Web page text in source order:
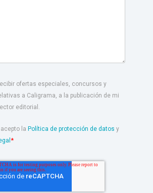
ofertas especiales, concursos y
a Caligrama, a la publicación de mi
editorial.
la Política de protección de datos y
*